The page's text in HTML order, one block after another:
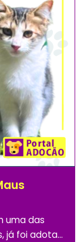
uma das
já foi adota...